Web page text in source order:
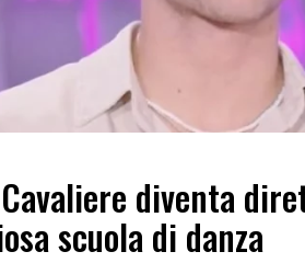
diventa
scuola di danza